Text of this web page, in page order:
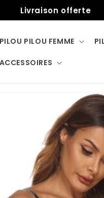
Livraison offerte
PILOU PILOU FEMME
ACCESSOIRES